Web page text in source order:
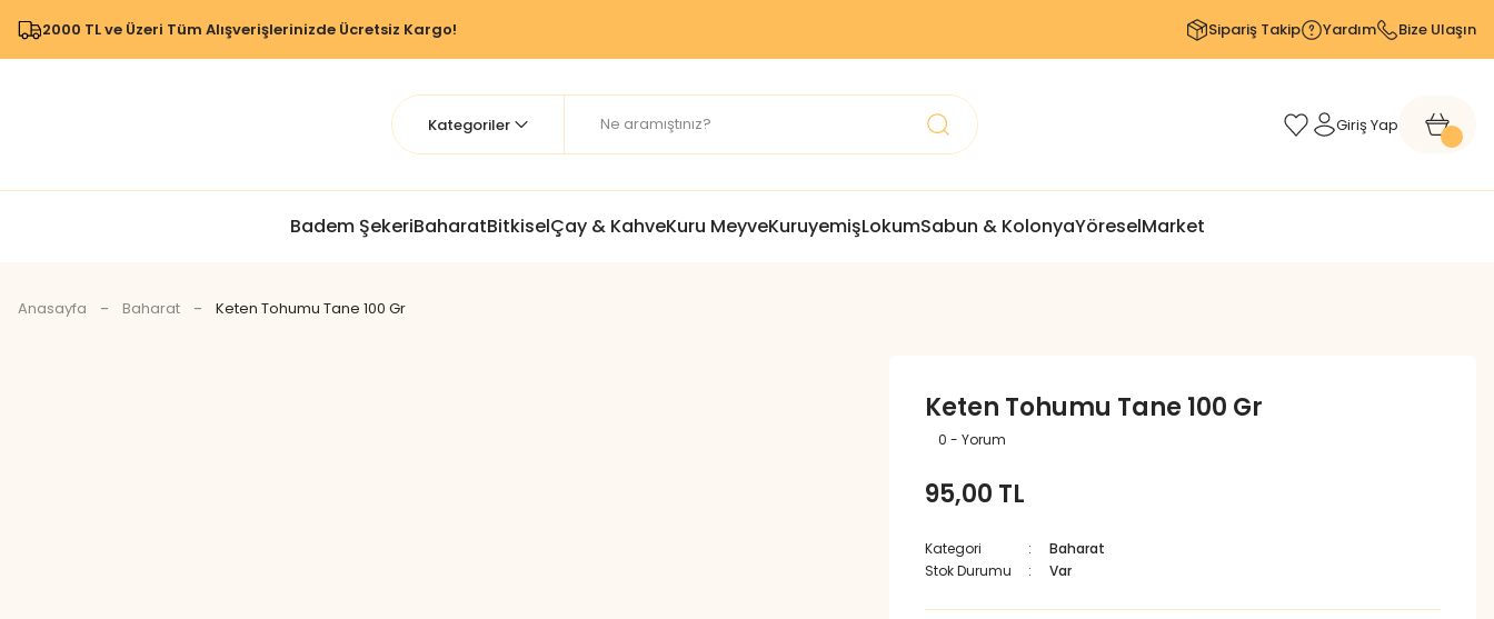
2000 TL ve Üzeri Tüm Alışverişlerinizde Ücretsiz Kargo! Sipariş Takip Yardım Bize Ulaşın
Giriş Yap
Badem ŞekeriBaharatBitkiselÇay & KahveKuru MeyveKuruyemişLokumSabun & KolonyaYöreselMarket
Anasayfa Baharat Keten Tohumu Tane 100 Gr
Keten Tohumu Tane 100 Gr
0 - Yorum
95,00 TL
Kategori
Baharat
Stok Durumu
Var